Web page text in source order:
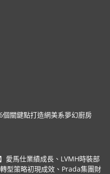
個關鍵點打造網美系夢幻廚房
愛馬仕業績成長、LVMH時裝部
型策略初現成效、Prada集團財